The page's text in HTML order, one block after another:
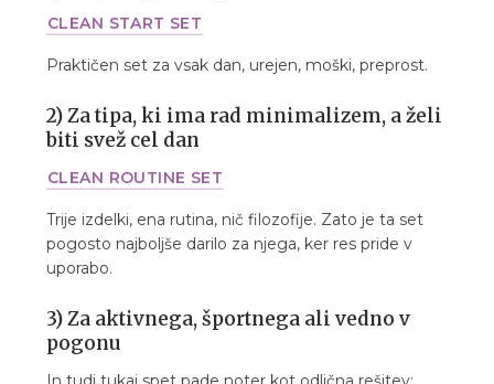
CLEAN START SET
Praktičen set za vsak dan, urejen, moški, preprost.
2) Za tipa, ki ima rad minimalizem, a želi
biti svež cel dan
CLEAN ROUTINE SET
Trije izdelki, ena rutina, nič filozofije. Zato je ta set
pogosto najboljše darilo za njega, ker res pride v
uporabo.
3) Za aktivnega, športnega ali vedno v
pogonu